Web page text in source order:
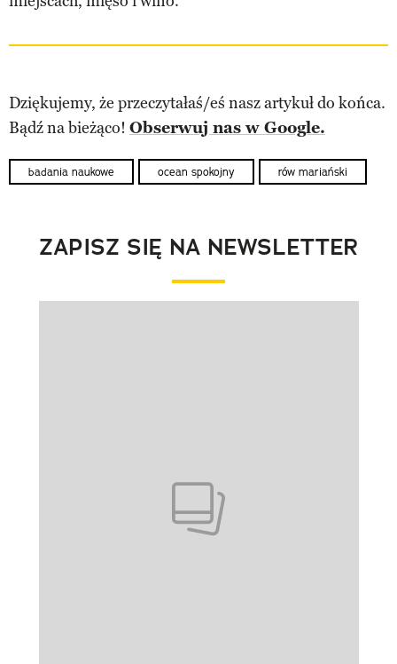
Dziękujemy, że przeczytałaś/eś nasz artykuł do końca.
Bądź na bieżąco! Obserwuj nas w Google.
badania naukowe ocean spokojny rów mariański
ZAPISZ SIĘ NA NEWSLETTER